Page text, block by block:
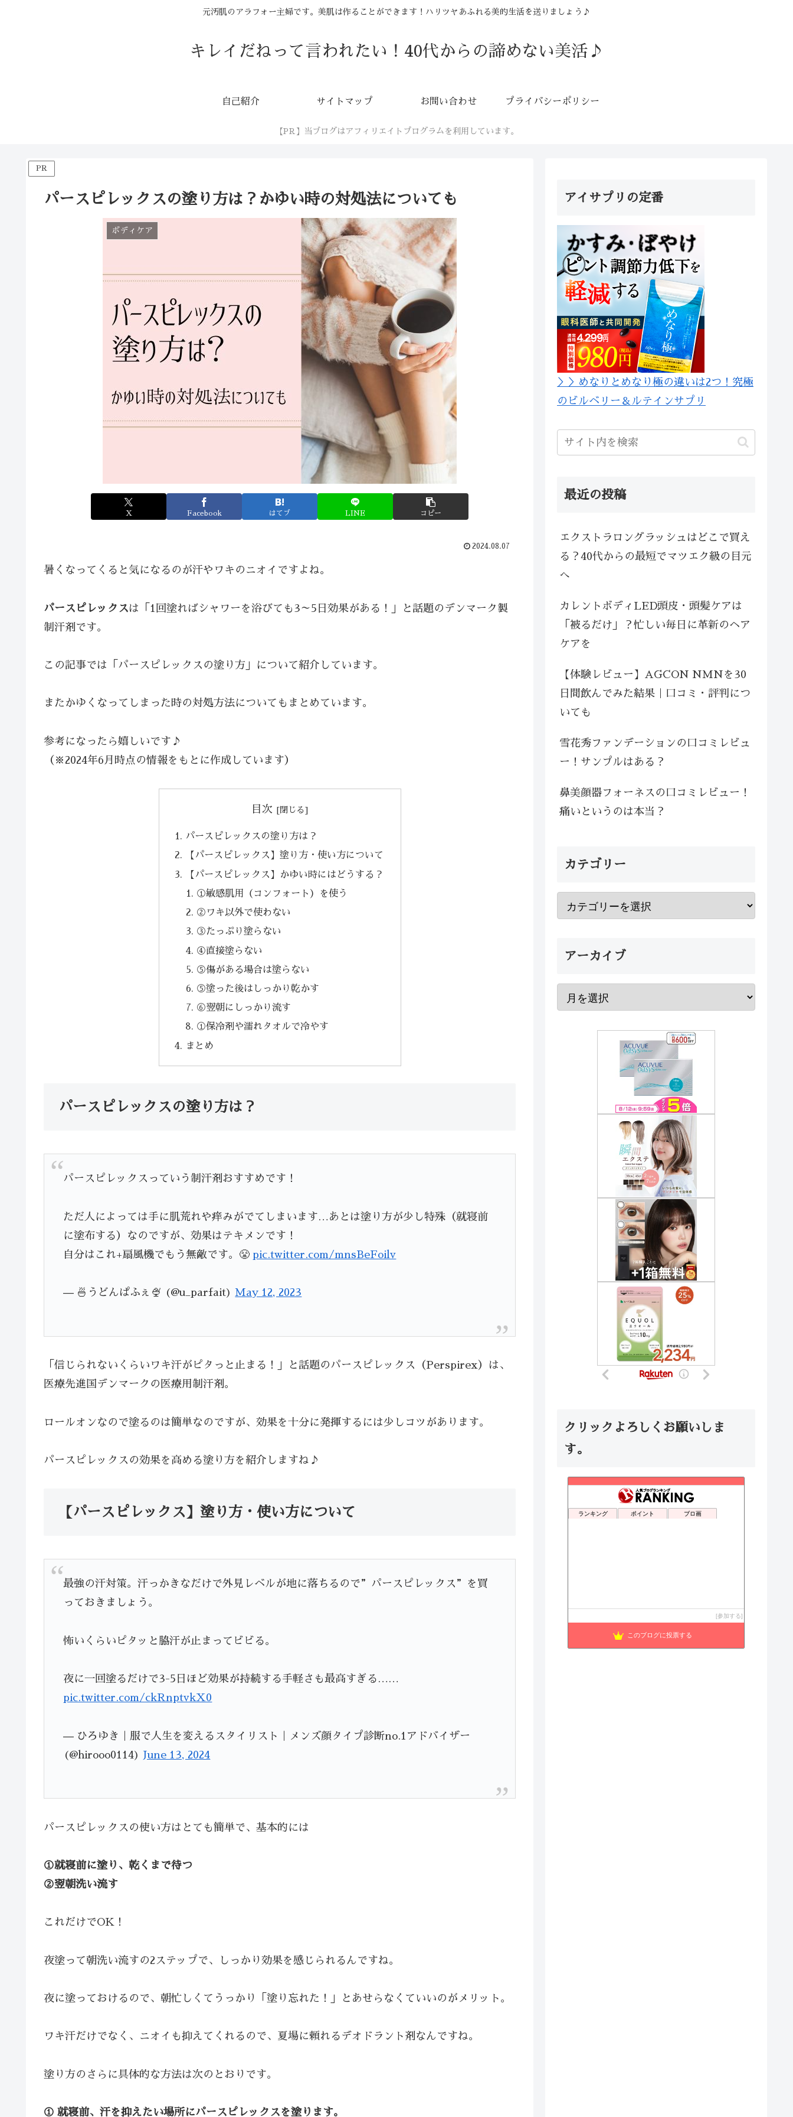
元汚肌のアラフォー主婦です。美肌は作ることができます！ハリツヤあふれる美的生活を送りましょう♪
キレイだねって言われたい！40代からの諦めない美活♪
自己紹介 サイトマップ お問い合わせ プライバシーポリシー
【PR】当ブログはアフィリエイトプログラムを利用しています。
PR
パースピレックスの塗り方は？かゆい時の対処法についても
ボディケア
X Facebook はてブ LINE コピー
2024.08.07
暑くなってくると気になるのが汗やワキのニオイですよね。
パースピレックスは「1回塗ればシャワーを浴びても3～5日効果がある！」と話題のデンマーク製
制汗剤です。
この記事では「パースピレックスの塗り方」について紹介しています。
またかゆくなってしまった時の対処方法についてもまとめています。
参考になったら嬉しいです♪
（※2024年6月時点の情報をもとに作成しています）
目次
パースピレックスの塗り方は？
【パースピレックス】塗り方・使い方について
【パースピレックス】かゆい時にはどうする？
①敏感肌用（コンフォート）を使う
②ワキ以外で使わない
③たっぷり塗らない
④直接塗らない
⑤傷がある場合は塗らない
⑤塗った後はしっかり乾かす
⑥翌朝にしっかり流す
①保冷剤や濡れタオルで冷やす
まとめ
パースピレックスの塗り方は？
パースピレックスっていう制汗剤おすすめです！
ただ人によっては手に肌荒れや痒みがでてしまいます…あとは塗り方が少し特殊（就寝前
に塗布する）なのですが、効果はテキメンです！
自分はこれ+扇風機でもう無敵です。😤 pic.twitter.com/mnsBeFoilv
— 🍜うどんぱふぇ🍨 (@u_parfait)May 12, 2023
「信じられないくらいワキ汗がピタっと止まる！」と話題のパースピレックス（Perspirex）は、
医療先進国デンマークの医療用制汗剤。
ロールオンなので塗るのは簡単なのですが、効果を十分に発揮するには少しコツがあります。
パースピレックスの効果を高める塗り方を紹介しますね♪
【パースピレックス】塗り方・使い方について
最強の汗対策。汗っかきなだけで外見レベルが地に落ちるので”パースピレックス”を買
っておきましょう。
怖いくらいピタッと脇汗が止まってビビる。
夜に一回塗るだけで3-5日ほど効果が持続する手軽さも最高すぎる……
pic.twitter.com/ckRnptvkX0
— ひろゆき｜服で人生を変えるスタイリスト｜メンズ顔タイプ診断no.1アドバイザー
(@hirooo0114) June 13, 2024
パースピレックスの使い方はとても簡単で、基本的には
①就寝前に塗り、乾くまで待つ
②翌朝洗い流す
これだけでOK！
夜塗って朝洗い流すの2ステップで、しっかり効果を感じられるんですね。
夜に塗っておけるので、朝忙しくてうっかり「塗り忘れた！」とあせらなくていいのがメリット。
ワキ汗だけでなく、ニオイも抑えてくれるので、夏場に頼れるデオドラント剤なんですね。
塗り方のさらに具体的な方法は次のとおりです。
① 就寝前、汗を抑えたい場所にパースピレックスを塗ります。
アイサプリの定番
＞＞めなりとめなり極の違いは2つ！究極
のビルベリー＆ルテインサプリ
最近の投稿
エクストラロングラッシュはどこで買え
る？40代からの最短でマツエク級の目元
へ
カレントボディLED頭皮・頭髪ケアは
「被るだけ」？忙しい毎日に革新のヘア
ケアを
【体験レビュー】AGCON NMNを30
日間飲んでみた結果｜口コミ・評判につ
いても
雪花秀ファンデーションの口コミレビュ
ー！サンプルはある？
鼻美顔器フォーネスの口コミレビュー！
痛いというのは本当？
カテゴリー
アーカイブ
クリックよろしくお願いしま
す。
ランキング ポイント ブロ画
参加する
このブログに投票する